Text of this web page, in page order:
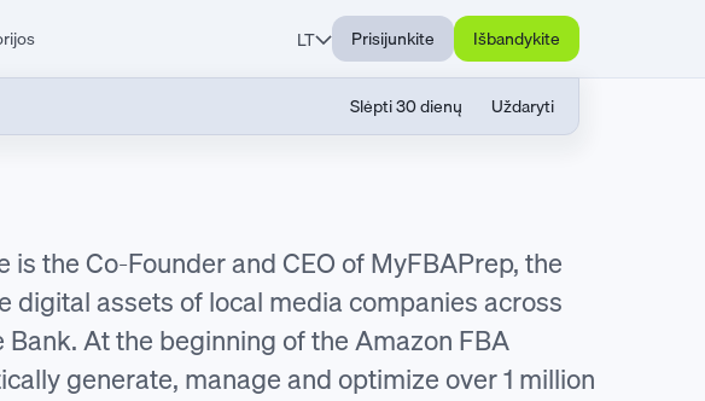
LT Prisijunkite Išbandykite
Slėpti 30 dienų Uždaryti
the Co-Founder and CEO of MyFBAPrep, the
assets of local media companies across
At the beginning of the Amazon FBA
generate, manage and optimize over 1 million